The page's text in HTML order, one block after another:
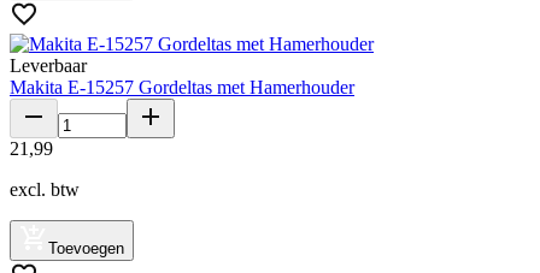
Leverbaar
Makita E-15257 Gordeltas met Hamerhouder
21 ,99
excl. btw
Toevoegen